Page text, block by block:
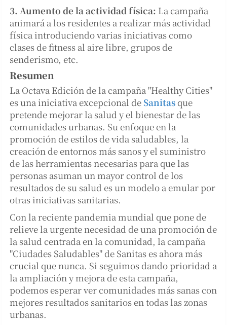
3. Aumento de la actividad física: La campaña
animará a los residentes a realizar más actividad
física introduciendo varias iniciativas como
clases de fitness al aire libre, grupos de
senderismo, etc.
Resumen
La Octava Edición de la campaña "Healthy Cities"
es una iniciativa excepcional de Sanitasque
pretende mejorar la salud y el bienestar de las
comunidades urbanas. Su enfoque en la
promoción de estilos de vida saludables, la
creación de entornos más sanos y el suministro
de las herramientas necesarias para que las
personas asuman un mayor control de los
resultados de su salud es un modelo a emular por
otras iniciativas sanitarias.
Con la reciente pandemia mundial que pone de
relieve la urgente necesidad de una promoción de
la salud centrada en la comunidad, la campaña
"Ciudades Saludables" de Sanitas es ahora más
crucial que nunca. Si seguimos dando prioridad a
la ampliación y mejora de esta campaña,
podemos esperar ver comunidades más sanas con
mejores resultados sanitarios en todas las zonas
urbanas.